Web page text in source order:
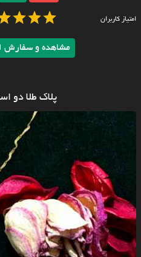
امتیاز کاربران
مشاهده و سفارش
پلاک طلا دو